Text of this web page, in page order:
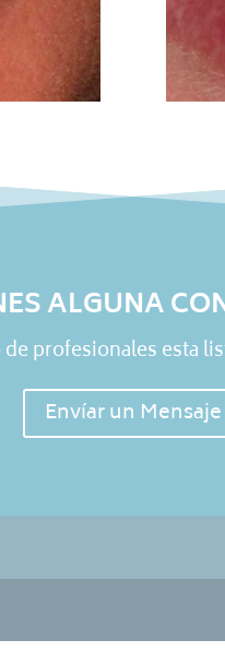
ALGUNA
profesionales esta
Envíar un Mensaje